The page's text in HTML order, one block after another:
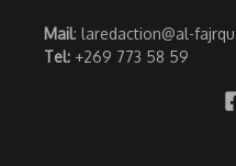
Mail: laredaction@al-
Tel: +269 773 58 59